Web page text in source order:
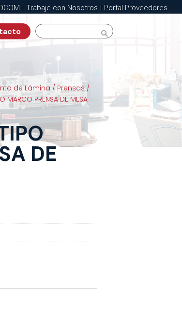
| Trabaje con Nosotros | Portal Proveedores

de Lámina / Prensas/
MARCO PRENSA DE MESA
DE